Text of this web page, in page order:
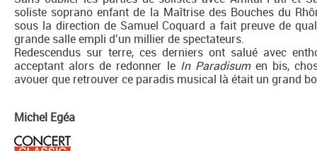
soliste soprano enfant de la Maîtrise des Bouches du
sous la direction de Samuel Coquard a fait preuve de
grande salle empli d’un millier de spectateurs.
Redescendus sur terre, ces derniers ont salué avec
acceptant alors de redonner le In Paradisum en bis,
avouer que retrouver ce paradis musical là était un grand
Michel Egéa